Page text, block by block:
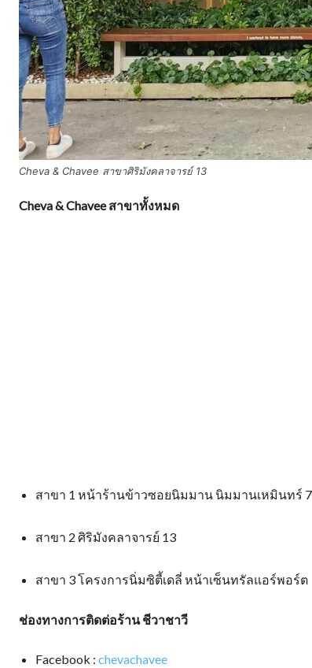
Cheva & Chavee สาขาศิริมังคลาจารย์ 13
Cheva & Chavee สาขาทั้งหมด
สาขา 1 หน้าร้านข้าวซอยนิมมาน นิมมานเหมินทร์ 7
สาขา 2 ศิริมังคลาจารย์ 13
สาขา 3 โครงการนิ่มซิตี้เดลี่ หน้าเซ็นทรัลแอร์พอร์ต
ช่องทางการติดต่อร้าน ชีวาชาวี
Facebook : chevachavee